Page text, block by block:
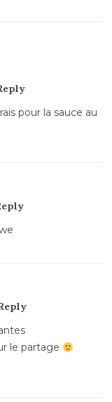
pour la sauce au
le partage